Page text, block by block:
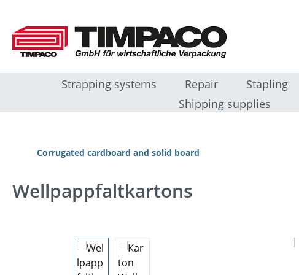
Strapping systems Repair Stapling
Shipping supplies
Corrugated cardboard and solid board
Wellpappfaltkartons
Ignorer la galerie d'images